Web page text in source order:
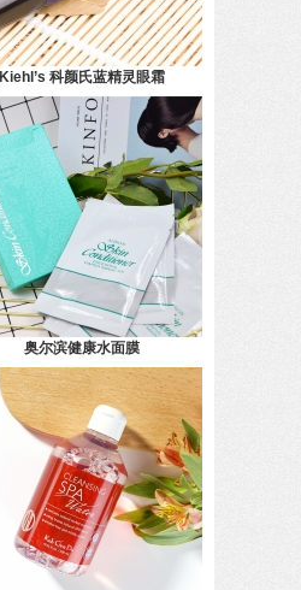
Kiehl’s 科颜氏蓝精灵眼霜
奥尔滨健康水面膜